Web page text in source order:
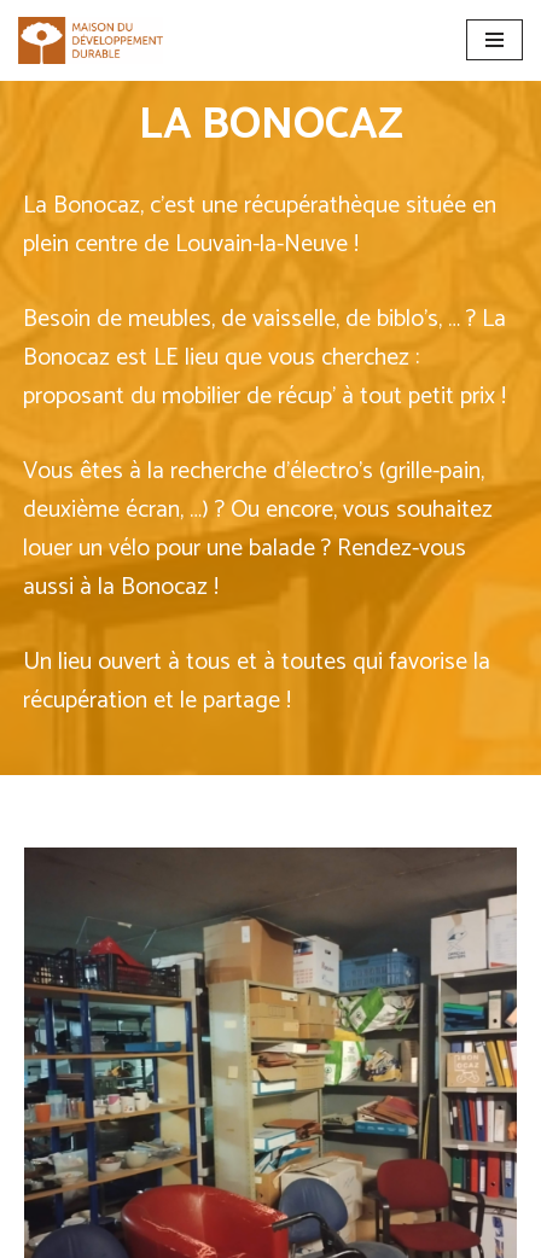
Aller
LA BONOCAZ
La Bonocaz, c’est une récupérathèque située en
plein centre de Louvain-la-Neuve !
Besoin de meubles, de vaisselle, de biblo’s, … ? La
Bonocaz est LE lieu que vous cherchez :
proposant du mobilier de récup’ à tout petit prix !
Vous êtes à la recherche d’électro’s (grille-pain,
deuxième écran, …) ? Ou encore, vous souhaitez
louer un vélo pour une balade ? Rendez-vous
aussi à la Bonocaz !
Un lieu ouvert à tous et à toutes qui favorise la
récupération et le partage !